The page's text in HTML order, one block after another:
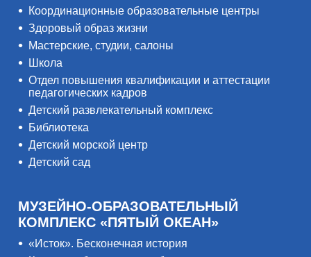
Координационные образовательные центры
Здоровый образ жизни
Мастерские, студии, салоны
Школа
Отдел повышения квалификации и аттестации
педагогических кадров
Детский развлекательный комплекс
Библиотека
Детский морской центр
Детский сад
МУЗЕЙНО-ОБРАЗОВАТЕЛЬНЫЙ
КОМПЛЕКС «ПЯТЫЙ ОКЕАН»
«Исток». Бесконечная история